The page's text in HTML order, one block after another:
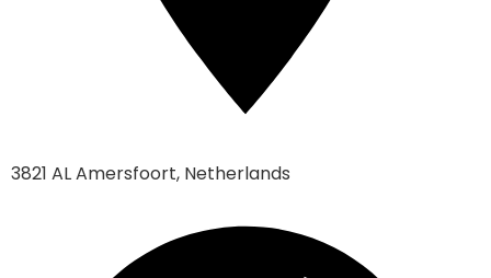
3821 AL Amersfoort, Netherlands